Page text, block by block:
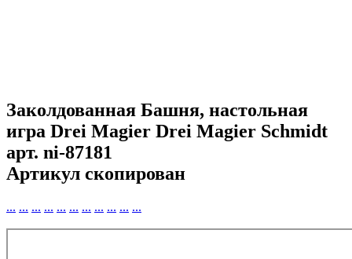
Заколдованная Башня, настольная
игра Drei Magier Drei Magier Schmidt
арт. ni-87181
Артикул скопирован
... ... ... ... ... ... ... ... ... ... ...